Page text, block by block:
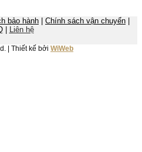
bảo hành Chính sách vận chuyển
| Liên hệ
| Thiết kế bởi WiWeb